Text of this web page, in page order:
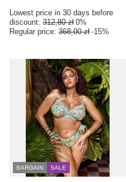
Lowest price in 30 days before
discount: 312,80 zł 0%
Regular price: 368,00 zł -15%
BARGAIN SALE